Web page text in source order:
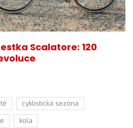
Scalatore: 120
cyklistická sezóna
kola